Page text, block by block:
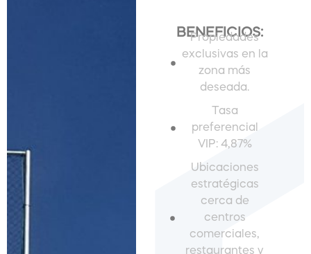
BENEFICIOS:
Propiedades
exclusivas en la
zona más
deseada.
Tasa
preferencial
VIP: 4,87%
Ubicaciones
estratégicas
cerca de
centros
comerciales,
restaurantes y